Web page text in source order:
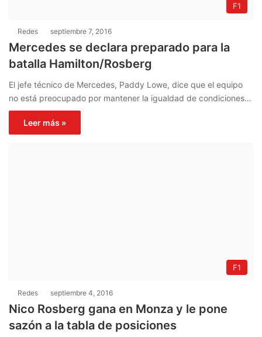
F1
Redes septiembre 7, 2016
Mercedes se declara preparado para la
batalla Hamilton/Rosberg
El jefe técnico de Mercedes, Paddy Lowe, dice que el equipo
no está preocupado por mantener la igualdad de condiciones…
Leer más »
F1
Redes septiembre 4, 2016
Nico Rosberg gana en Monza y le pone
sazón a la tabla de posiciones